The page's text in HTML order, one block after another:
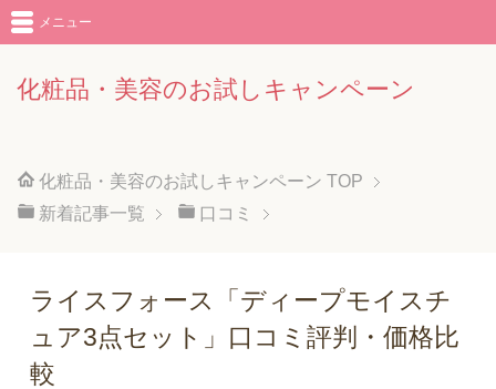
化粧品・美容のお試しキャンペーン
メニュー
化粧品・美容のお試しキャンペーン TOP
新着記事一覧
口コミ
ライスフォース「ディープモイスチ
ュア3点セット」口コミ評判・価格比
較